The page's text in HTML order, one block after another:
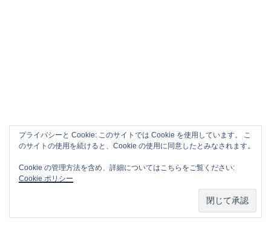
APPLE CM SONG VOL.1
プライバシーと Cookie: このサイトでは Cookie を使用しています。 こ
のサイトの使用を続けると、Cookie の使用に同意したとみなされます。
Cookie の管理方法を含め、詳細についてはこちらをご覧ください:
Cookie ポリシー